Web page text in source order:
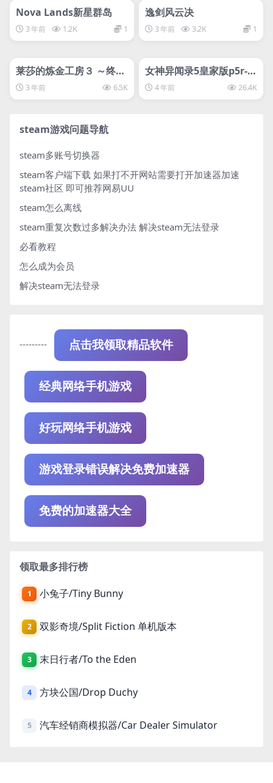
svip专属
Nova Lands新星群岛
3 年前 1.2K 1
逸剑风云决
3 年前 3.2K 1
svip专属
莱莎的炼金工房３ ～终结
之炼金术士与秘密钥匙～
豪华版
3 年前 6.5K
svip专属
女神异闻录5皇家版p5r-D
加密4 年前 26.4K
steam游戏问题导航
steam多账号切换器
steam客户端下载 如果打不开网站需要打开加速器加速
steam社区 即可推荐网易UU
steam怎么离线
steam重复次数过多解决办法 解决steam无法登录
必看教程
怎么成为会员
解决steam无法登录
--------- 点击我领取精品软件
经典网络手机游戏
好玩网络手机游戏
游戏登录错误解决免费加速器
免费的加速器大全
领取最多排行榜
1 小兔子/Tiny Bunny
2 双影奇境/Split Fiction 单机版本
3 末日行者/To the Eden
4 方块公国/Drop Duchy
5 汽车经销商模拟器/Car Dealer Simulator